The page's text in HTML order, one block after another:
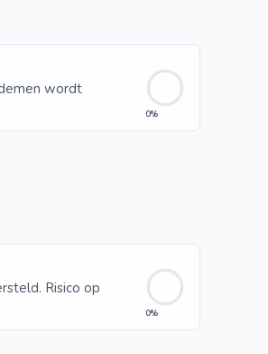
wordt
0%
Risico op
0%